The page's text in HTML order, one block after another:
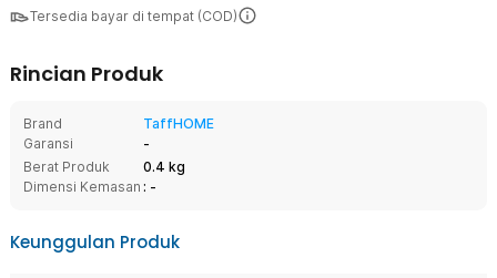
Tersedia bayar di tempat (COD)
Rincian Produk
Brand
TaffHOME
Garansi
-
Berat Produk
0.4 kg
Dimensi Kemasan : -
Keunggulan Produk